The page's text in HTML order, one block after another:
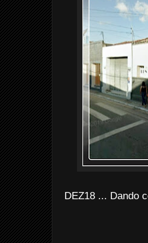
DEZ18 ... Dando